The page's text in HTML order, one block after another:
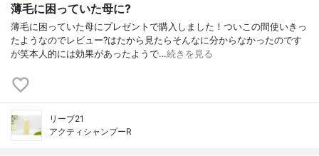
薄毛に困っていた母に?
薄毛に困っていた母にプレゼントで購入しました！ついこの間使いきっ
たようなのでレビュー?はたから見たらそんなに分からなかったのです
が笑本人的には効果があったようで…続きを見る
リーブ21
アクティシャンプーR